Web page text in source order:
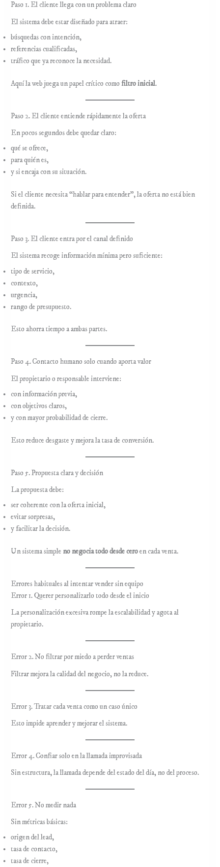
Paso 1. El cliente llega con un problema claro
El sistema debe estar diseñado para atraer:
búsquedas con intención,
referencias cualificadas,
tráfico que ya reconoce la necesidad.
Aquí la web juega un papel crítico comofiltro inicial.
Paso 2. El cliente entiende rápidamente la oferta
En pocos segundos debe quedar claro:
qué se ofrece,
para quién es,
y si encaja con su situación.
Si el cliente necesita “hablar para entender”, la oferta no está bien
definida.
Paso 3. El cliente entra por el canal definido
El sistema recoge información mínima pero suficiente:
tipo de servicio,
contexto,
urgencia,
rango de presupuesto.
Esto ahorra tiempo a ambas partes.
Paso 4. Contacto humano solo cuando aporta valor
El propietario o responsable interviene:
con información previa,
con objetivos claros,
y con mayor probabilidad de cierre.
Esto reduce desgaste y mejora la tasa de conversión.
Paso 5. Propuesta clara y decisión
La propuesta debe:
ser coherente con la oferta inicial,
evitar sorpresas,
y facilitar la decisión.
Un sistema simple no negocia todo desde ceroen cada venta.
Errores habituales al intentar vender sin equipo
Error 1. Querer personalizarlo todo desde el inicio
La personalización excesiva rompe la escalabilidad y agota al
propietario.
Error 2. No filtrar por miedo a perder ventas
Filtrar mejora la calidad del negocio, no la reduce.
Error 3. Tratar cada venta como un caso único
Esto impide aprender y mejorar el sistema.
Error 4. Confiar solo en la llamada improvisada
Sin estructura, la llamada depende del estado del día, no del proceso.
Error 5. No medir nada
Sin métricas básicas:
origen del lead,
tasa de contacto,
tasa de cierre,